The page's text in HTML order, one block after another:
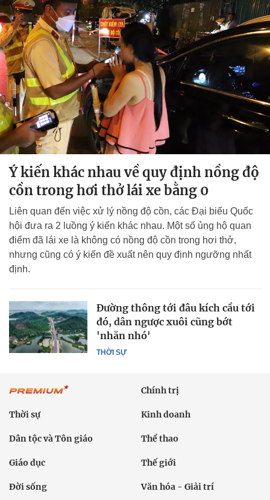
Ý kiến khác nhau về quy định nồng độ
cồn trong hơi thở lái xe bằng 0
Liên quan đến việc xử lý nồng độ cồn, các Đại biểu Quốc
hội đưa ra 2 luồng ý kiến khác nhau. Một số ủng hộ quan
điểm đã lái xe là không có nồng độ cồn trong hơi thở,
nhưng cũng có ý kiến đề xuất nên quy định ngưỡng nhất
định.
THỜI SỰ
Đường thông tới đâu kích cầu tới
đó, dân ngược xuôi cũng bớt
'nhăn nhó'
Chính trị
Thời sự Kinh doanh
Dân tộc và Tôn giáo Thể thao
Giáo dục Thế giới
Đời sống Văn hóa - Giải trí